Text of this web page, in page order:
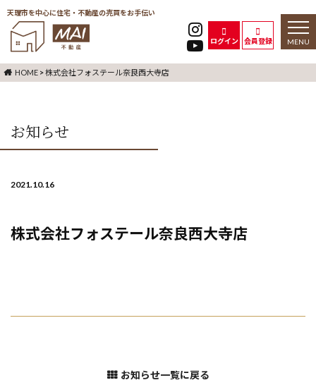
天理市を中心に住宅・不動産の売買をお手伝い
ログイン 会員登録
toggle
HOME >株式会社フォステール奈良西大寺店
お知らせ
2021.10.16
株式会社フォステール奈良西大寺店
お知らせ一覧に戻る